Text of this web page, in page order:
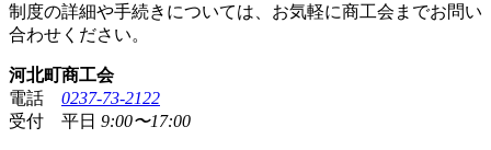
制度の詳細や手続きについては、お気軽に商工会までお問い
合わせください。
河北町商工会
電話 0237-73-2122
受付 平日 9:00〜17:00